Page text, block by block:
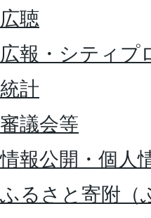
広聴
広報・シティプ
統計
審議会等
情報公開・個人
ふるさと寄附（